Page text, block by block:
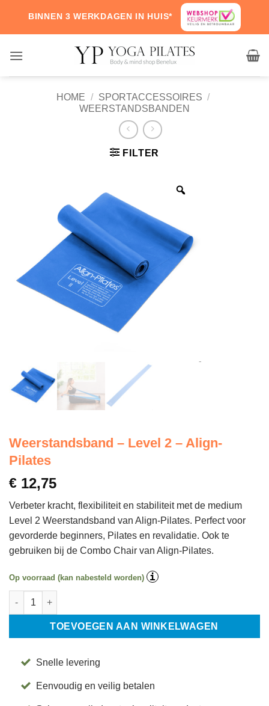
content
BINNEN 3 WERKDAGEN IN HUIS*
HOME / SPORTACCESSOIRES /
WEERSTANDSBANDEN
FILTER
Weerstandsband – Level 2 – Align-
Pilates
€ 12,75
Verbeter kracht, flexibiliteit en stabiliteit met de medium
Level 2 Weerstandsband van Align-Pilates. Perfect voor
gevorderde beginners, Pilates en revalidatie. Ook te
gebruiken bij de Combo Chair van Align-Pilates.
Op voorraad (kan nabesteld worden) i
Weerstandsband - Level 2 - Align-Pilates aantal
TOEVOEGEN AAN WINKELWAGEN
Snelle levering
Eenvoudig en veilig betalen